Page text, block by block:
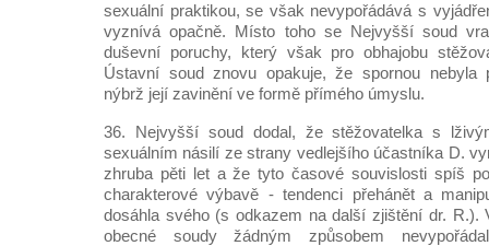
sexuální praktikou, se však nevypořádává s
vyznívá opačně. Místo toho se Nejvyšší soud
duševní poruchy, který však pro obhajobu
Ústavní soud znovu opakuje, že spornou nebyla
nýbrž její zavinění ve formě přímého úmyslu.
36. Nejvyšší soud dodal, že stěžovatelka s
sexuálním násilí ze strany vedlejšího účastníka D.
zhruba pěti let a že tyto časové souvislosti spíš
charakterové výbavě - tendenci přehánět a
dosáhla svého (s odkazem na další zjištění dr. R.).
obecné soudy žádným způsobem